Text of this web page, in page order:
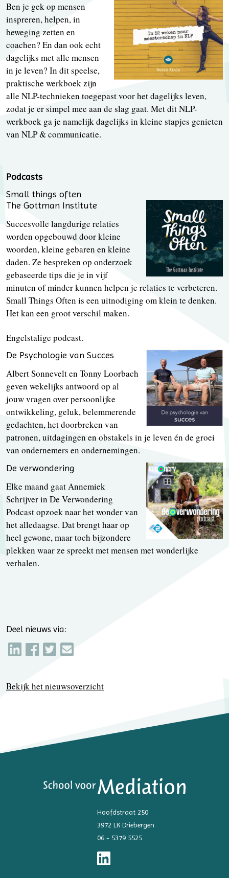
Ben je gek op mensen
inspreren, helpen, in
beweging zetten en
coachen? En dan ook echt
dagelijks met alle mensen
in je leven? In dit speelse,
praktische werkboek zijn
alle NLP-technieken toegepast voor het dagelijks leven,
zodat je er simpel mee aan de slag gaat. Met dit NLP-
werkboek ga je namelijk dagelijks in kleine stapjes genieten
van NLP & communicatie.
Podcasts
Small things often
The Gottman Institute
Succesvolle langdurige relaties
worden opgebouwd door kleine
woorden, kleine gebaren en kleine
daden. Ze bespreken op onderzoek
gebaseerde tips die je in vijf
minuten of minder kunnen helpen je relaties te verbeteren.
Small Things Often is een uitnodiging om klein te denken.
Het kan een groot verschil maken.
Engelstalige podcast.
De Psychologie van Succes
Albert Sonnevelt en Tonny Loorbach
geven wekelijks antwoord op al
jouw vragen over persoonlijke
ontwikkeling, geluk, belemmerende
gedachten, het doorbreken van
patronen, uitdagingen en obstakels in je leven én de groei
van ondernemers en ondernemingen.
De verwondering
Elke maand gaat Annemiek
Schrijver in De Verwondering
Podcast opzoek naar het wonder van
het alledaagse. Dat brengt haar op
heel gewone, maar toch bijzondere
plekken waar ze spreekt met mensen met wonderlijke
verhalen.
Deel nieuws via:
Bekijk het nieuwsoverzicht
Hoofdstraat 250
3972 LK Driebergen
06 - 5379 5525